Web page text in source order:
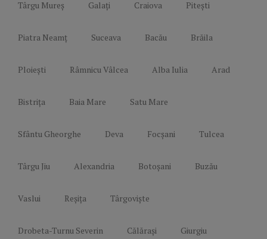
Târgu Mureș Galați Craiova Pitești
Piatra Neamț Suceava Bacău Brăila
Ploiești Râmnicu Vâlcea Alba Iulia Arad
Bistrița Baia Mare Satu Mare
Sfântu Gheorghe Deva Focșani Tulcea
Târgu Jiu Alexandria Botoșani Buzău
Vaslui Reșița Târgoviște
Drobeta-Turnu Severin Călărași Giurgiu